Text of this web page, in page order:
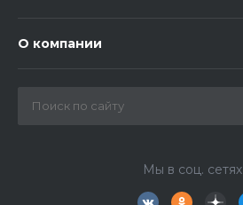
О компании
Мы в соц. сетях